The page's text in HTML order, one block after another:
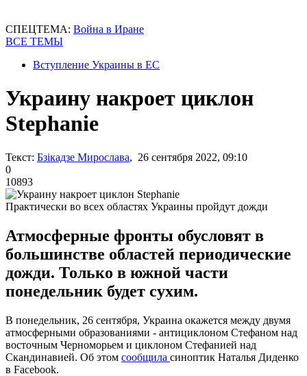
СПЕЦТЕМА: Война в Иране
ВСЕ ТЕМЫ
Вступление Украины в ЕС
Украину накроет циклон
Stephanie
Текст: Бзікадзе Мирослава, 26 сентября 2022, 09:10
0
10893
Практически во всех областях Украины пройдут дожди
Атмосферные фронты обусловят в
большинстве областей периодические
дожди. Только в южной части
понедельник будет сухим.
В понедельник, 26 сентября, Украина окажется между двумя
атмосферными образованиями - антициклоном Стефаном над
восточным Черноморьем и циклоном Стефанией над
Скандинавией. Об этом сообщила синоптик Наталья Диденко
в Facebook.